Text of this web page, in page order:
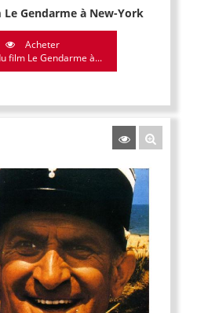
Gendarme à New-York
Acheter
film Le Gendarme à...